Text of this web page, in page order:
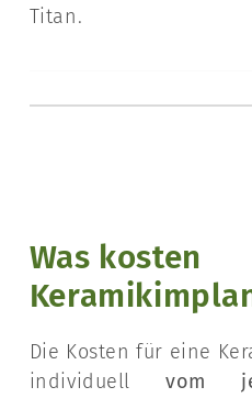
Titan.
Was kosten
Die Kosten für eine
individuellvom